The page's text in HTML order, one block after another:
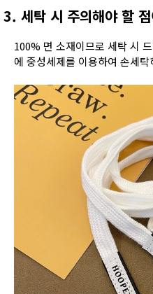
3. 세탁 시 주의해야 할
100% 면 소재이므로 세탁 시
에 중성세제를 이용하여 손세